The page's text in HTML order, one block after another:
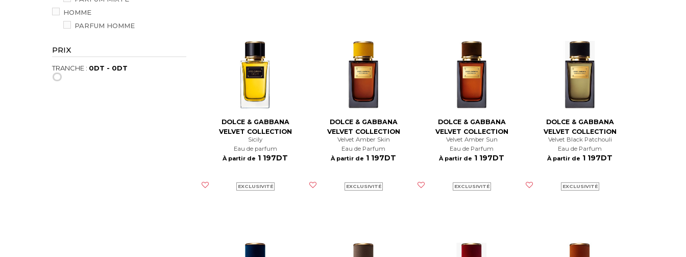
HOMME
PARFUM HOMME
PRIX
TRANCHE : 0DT - 0DT
DOLCE & GABBANA
VELVET COLLECTION
Sicily
Eau de parfum
À partir de 1 197DT
EXCLUSIVITÉ
DOLCE & GABBANA
VELVET COLLECTION
Velvet Amber Skin
Eau de Parfum
À partir de 1 197DT
EXCLUSIVITÉ
DOLCE & GABBANA
VELVET COLLECTION
Velvet Amber Sun
Eau de Parfum
À partir de 1 197DT
EXCLUSIVITÉ
DOLCE & GABBANA
VELVET COLLECTION
Velvet Black Patchouli
Eau de Parfum
À partir de 1 197DT
EXCLUSIVITÉ